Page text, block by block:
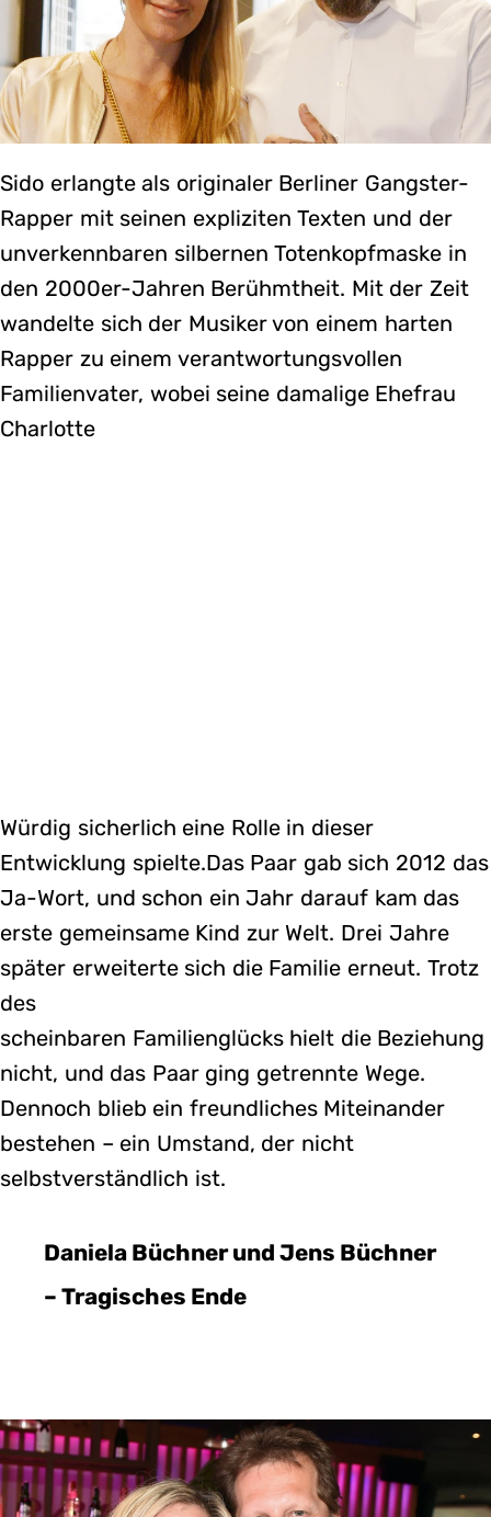
Sido erlangte als originaler Berliner Gangster-
Rapper mit seinen expliziten Texten und der
unverkennbaren silbernen Totenkopfmaske in
den 2000er-Jahren Berühmtheit. Mit der Zeit
wandelte sich der Musiker von einem harten
Rapper zu einem verantwortungsvollen
Familienvater, wobei seine damalige Ehefrau
Charlotte
Würdig sicherlich eine Rolle in dieser
Entwicklung spielte.Das Paar gab sich 2012 das
Ja-Wort, und schon ein Jahr darauf kam das
erste gemeinsame Kind zur Welt. Drei Jahre
später erweiterte sich die Familie erneut. Trotz
des
scheinbaren Familienglücks hielt die Beziehung
nicht, und das Paar ging getrennte Wege.
Dennoch blieb ein freundliches Miteinander
bestehen – ein Umstand, der nicht
selbstverständlich ist.
Daniela Büchner und Jens Büchner
– Tragisches Ende